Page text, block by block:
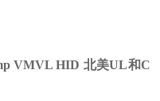
VMVL HID 北美UL和C